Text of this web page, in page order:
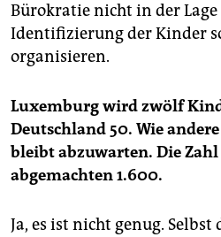
Bürokratie nicht in der Lage
Identifizierung der Kinder
organisieren.
Luxemburg wird zwölf
Deutschland 50. Wie
bleibt abzuwarten. Die
abgemachten 1.600.
Ja, es ist nicht genug. Selbst